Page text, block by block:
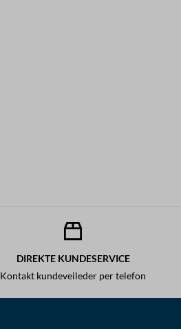
DIREKTE KUNDESERVICE
Kontakt kundeveileder per telefon